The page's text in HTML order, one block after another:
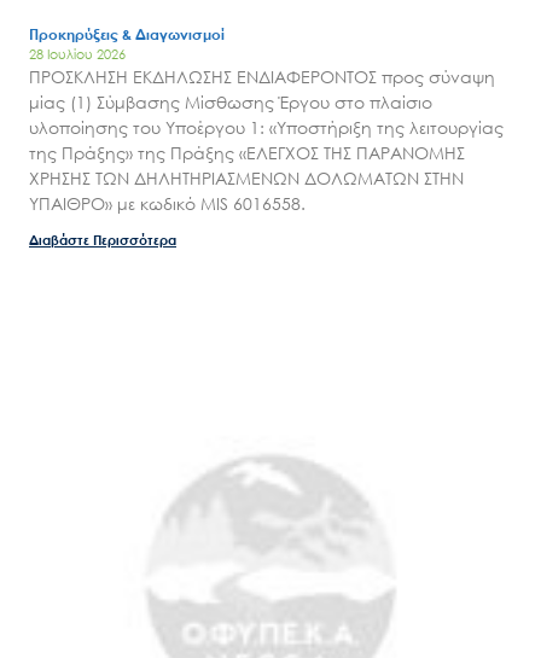
Προκηρύξεις & Διαγωνισμοί
28 Ιουλίου 2026
ΠΡΟΣΚΛΗΣΗ ΕΚΔΗΛΩΣΗΣ ΕΝΔΙΑΦΕΡΟΝΤΟΣ προς σύναψη
μίας (1) Σύμβασης Μίσθωσης Έργου στο πλαίσιο
υλοποίησης του Υποέργου 1: «Υποστήριξη της λειτουργίας
της Πράξης» της Πράξης «ΕΛΕΓΧΟΣ ΤΗΣ ΠΑΡΑΝΟΜΗΣ
ΧΡΗΣΗΣ ΤΩΝ ΔΗΛΗΤΗΡΙΑΣΜΕΝΩΝ ΔΟΛΩΜΑΤΩΝ ΣΤΗΝ
ΥΠΑΙΘΡΟ» με κωδικό MIS 6016558.
Διαβάστε Περισσότερα